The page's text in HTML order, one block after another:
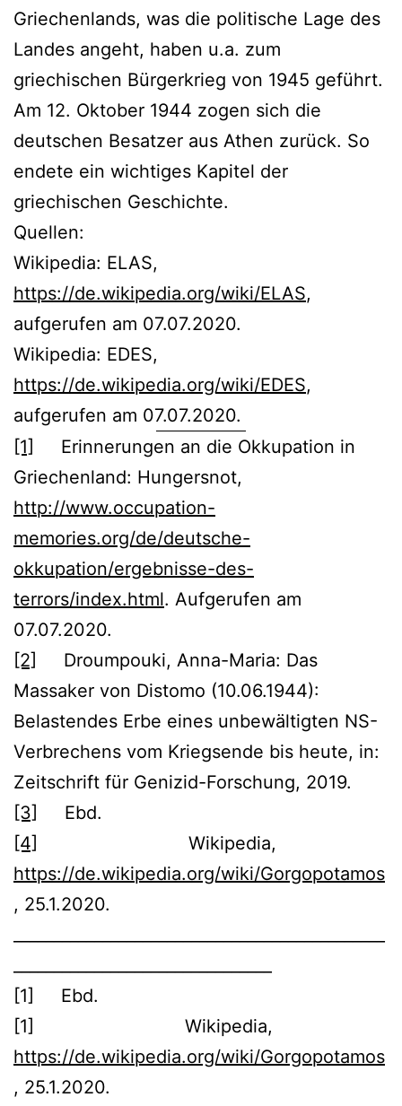
Griechenlands, was die politische Lage des
Landes angeht, haben u.a. zum
griechischen Bürgerkrieg von 1945 geführt.
Am 12. Oktober 1944 zogen sich die
deutschen Besatzer aus Athen zurück. So
endete ein wichtiges Kapitel der
griechischen Geschichte.
Quellen:
Wikipedia: ELAS,
https://de.wikipedia.org/wiki/ELAS,
aufgerufen am 07.07.2020.
Wikipedia: EDES,
https://de.wikipedia.org/wiki/EDES,
aufgerufen am 07.07.2020.
[1]
Erinnerungen an die Okkupation in
Griechenland: Hungersnot,
http://www.occupation-
memories.org/de/deutsche-
okkupation/ergebnisse-des-
terrors/index.html. Aufgerufen am
07.07.2020.
[2]
Droumpouki, Anna-Maria: Das
Massaker von Distomo (10.06.1944):
Belastendes Erbe eines unbewältigten NS-
Verbrechens vom Kriegsende bis heute, in:
Zeitschrift für Genizid-Forschung, 2019.
[3]
Ebd.
[4]
Wikipedia,
https://de.wikipedia.org/wiki/Gorgopotamos
, 25.1.2020.
[1] Ebd.
[1] Wikipedia,
https://de.wikipedia.org/wiki/Gorgopotamos
, 25.1.2020.